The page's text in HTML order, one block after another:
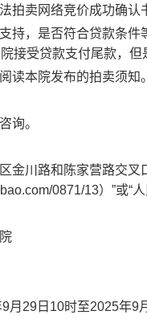
拍卖网络竞价成功确
持，是否符合贷款条
接受贷款支付尾款，
读本院发布的拍卖须知
询。
金川路和陈家营路交叉
0871/13）”或“
9月 29 日 10时至2025年9